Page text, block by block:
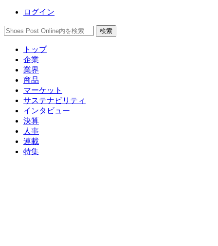
ログイン
トップ
企業
業界
商品
マーケット
サステナビリティ
インタビュー
決算
人事
連載
特集